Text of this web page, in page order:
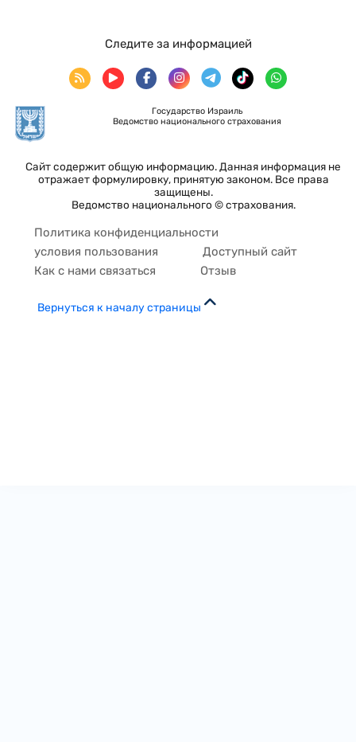
Государство Израиль
Ведомство национального страхования
Сайт содержит общую информацию. Данная информация не
отражает формулировку, принятую законом. Все права
защищены.
Ведомство национального © страхования.
Следите за информацией
Политика конфиденциальности
условия пользования
Доступный сайт
Как с нами связаться
Отзыв
Вернуться к началу страницы